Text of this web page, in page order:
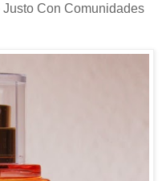
Con Comunidades